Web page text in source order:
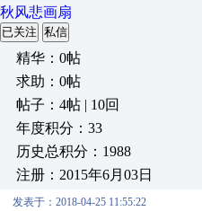
秋风悲画扇
已关注 私信
精华：0帖
求助：0帖
帖子：4帖 | 10回
年度积分：33
历史总积分：1988
注册：2015年6月03日
发表于：2018-04-25 11:55:22